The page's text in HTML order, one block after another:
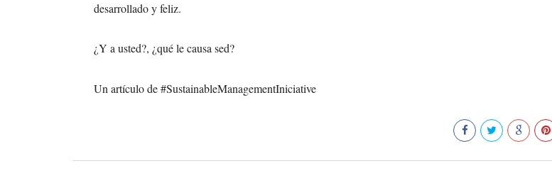
desarrollado y feliz.
¿Y a usted?, ¿qué le causa sed?
Un artículo de #SustainableManagementIniciative